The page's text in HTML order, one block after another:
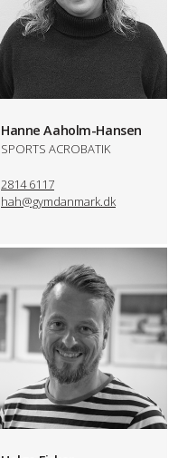
Hanne Aaholm-Hansen
SPORTS ACROBATIK
2814 6117
hah@gymdanmark.dk